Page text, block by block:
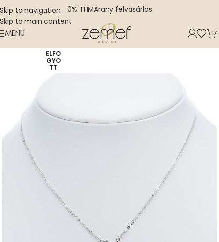
Skip to navigation
Skip to main content
0% THMArany felvásárlás
MENÜ
ELFO
GYO
TT